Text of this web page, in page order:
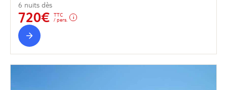
6 nuits dès
720€
TTC
/ pers.